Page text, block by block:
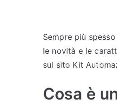
Sempre più
le novità e le
sul sito Kit
Cosa è